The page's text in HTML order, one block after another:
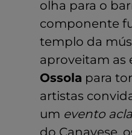
olha para o
componente
templo da
aproveitam as
Ossola para
artistas
um evento
do Canavese,